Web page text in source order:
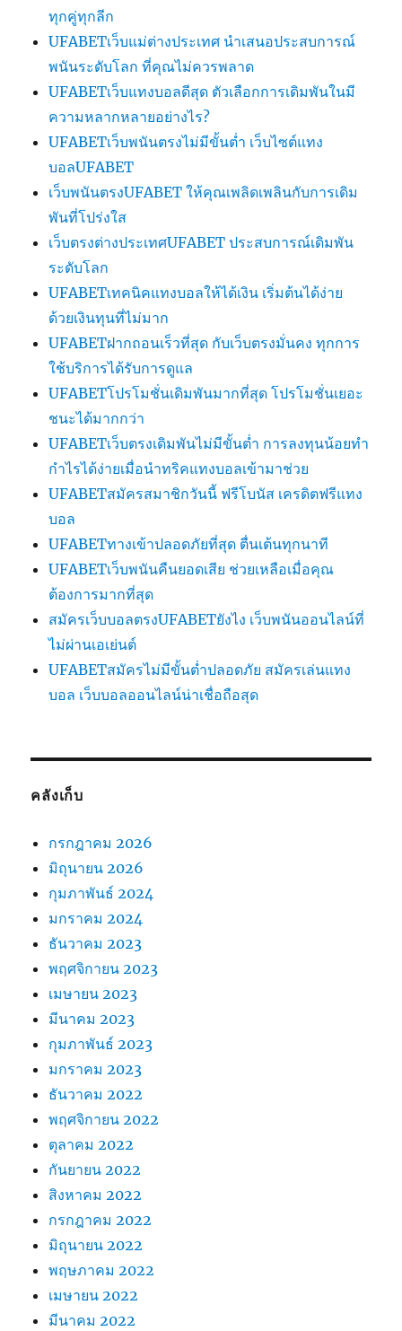
ทุกคู่ทุกลีก
UFABETเว็บแม่ต่างประเทศ นำเสนอประสบการณ์
พนันระดับโลก ที่คุณไม่ควรพลาด
UFABETเว็บแทงบอลดีสุด ตัวเลือกการเดิมพันในมี
ความหลากหลายอย่างไร?
UFABETเว็บพนันตรงไม่มีขั้นต่ำ เว็บไซต์แทง
บอลUFABET
เว็บพนันตรงUFABET ให้คุณเพลิดเพลินกับการเดิม
พันที่โปร่งใส
เว็บตรงต่างประเทศUFABET ประสบการณ์เดิมพัน
ระดับโลก
UFABETเทคนิคแทงบอลให้ได้เงิน เริ่มต้นได้ง่าย
ด้วยเงินทุนที่ไม่มาก
UFABETฝากถอนเร็วที่สุด กับเว็บตรงมั่นคง ทุกการ
ใช้บริการได้รับการดูแล
UFABETโปรโมชั่นเดิมพันมากที่สุด โปรโมชั่นเยอะ
ชนะได้มากกว่า
UFABETเว็บตรงเดิมพันไม่มีขั้นต่ำ การลงทุนน้อยทำ
กำไรได้ง่ายเมื่อนำทริคแทงบอลเข้ามาช่วย
UFABETสมัครสมาชิกวันนี้ ฟรีโบนัส เครดิตฟรีแทง
บอล
UFABETทางเข้าปลอดภัยที่สุด ตื่นเต้นทุกนาที
UFABETเว็บพนันคืนยอดเสีย ช่วยเหลือเมื่อคุณ
ต้องการมากที่สุด
สมัครเว็บบอลตรงUFABETยังไง เว็บพนันออนไลน์ที่
ไม่ผ่านเอเย่นต์
UFABETสมัครไม่มีขั้นต่ำปลอดภัย สมัครเล่นแทง
บอล เว็บบอลออนไลน์น่าเชื่อถือสุด
คลังเก็บ
กรกฎาคม 2026
มิถุนายน 2026
กุมภาพันธ์ 2024
มกราคม 2024
ธันวาคม 2023
พฤศจิกายน 2023
เมษายน 2023
มีนาคม 2023
กุมภาพันธ์ 2023
มกราคม 2023
ธันวาคม 2022
พฤศจิกายน 2022
ตุลาคม 2022
กันยายน 2022
สิงหาคม 2022
กรกฎาคม 2022
มิถุนายน 2022
พฤษภาคม 2022
เมษายน 2022
มีนาคม 2022